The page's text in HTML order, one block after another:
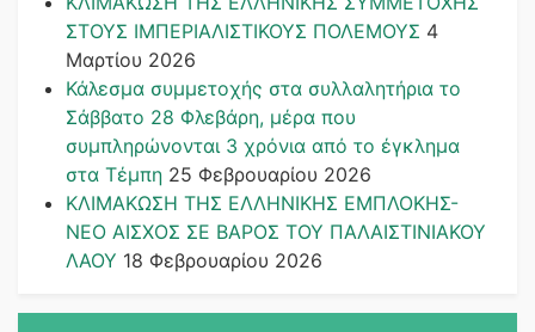
ΣΤΟΥΣ ΙΜΠΕΡΙΑΛΙΣΤΙΚΟΥΣ ΠΟΛΕΜΟΥΣ 4
Μαρτίου 2026
Κάλεσμα συμμετοχής στα συλλαλητήρια το
Σάββατο 28 Φλεβάρη, μέρα που
συμπληρώνονται 3 χρόνια από το έγκλημα
στα Τέμπη 25 Φεβρουαρίου 2026
ΚΛΙΜΑΚΩΣΗ ΤΗΣ ΕΛΛΗΝΙΚΗΣ ΕΜΠΛΟΚΗΣ-
ΝΕΟ ΑΙΣΧΟΣ ΣΕ ΒΑΡΟΣ ΤΟΥ ΠΑΛΑΙΣΤΙΝΙΑΚΟΥ
ΛΑΟΥ 18 Φεβρουαρίου 2026